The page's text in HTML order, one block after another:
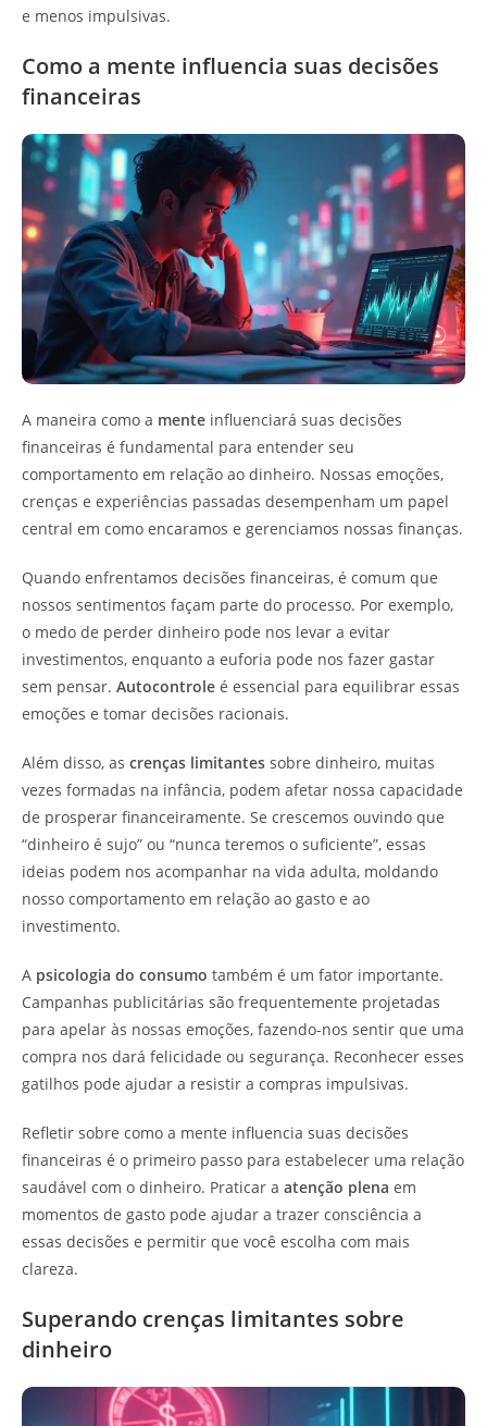
e menos impulsivas.
Como a mente influencia suas decisões
financeiras
A maneira como a mente influenciará suas decisões
financeiras é fundamental para entender seu
comportamento em relação ao dinheiro. Nossas emoções,
crenças e experiências passadas desempenham um papel
central em como encaramos e gerenciamos nossas finanças.
Quando enfrentamos decisões financeiras, é comum que
nossos sentimentos façam parte do processo. Por exemplo,
o medo de perder dinheiro pode nos levar a evitar
investimentos, enquanto a euforia pode nos fazer gastar
sem pensar. Autocontrole é essencial para equilibrar essas
emoções e tomar decisões racionais.
Além disso, as crenças limitantes sobre dinheiro, muitas
vezes formadas na infância, podem afetar nossa capacidade
de prosperar financeiramente. Se crescemos ouvindo que
“dinheiro é sujo” ou “nunca teremos o suficiente”, essas
ideias podem nos acompanhar na vida adulta, moldando
nosso comportamento em relação ao gasto e ao
investimento.
A psicologia do consumo também é um fator importante.
Campanhas publicitárias são frequentemente projetadas
para apelar às nossas emoções, fazendo-nos sentir que uma
compra nos dará felicidade ou segurança. Reconhecer esses
gatilhos pode ajudar a resistir a compras impulsivas.
Refletir sobre como a mente influencia suas decisões
financeiras é o primeiro passo para estabelecer uma relação
saudável com o dinheiro. Praticar a atenção plena em
momentos de gasto pode ajudar a trazer consciência a
essas decisões e permitir que você escolha com mais
clareza.
Superando crenças limitantes sobre
dinheiro